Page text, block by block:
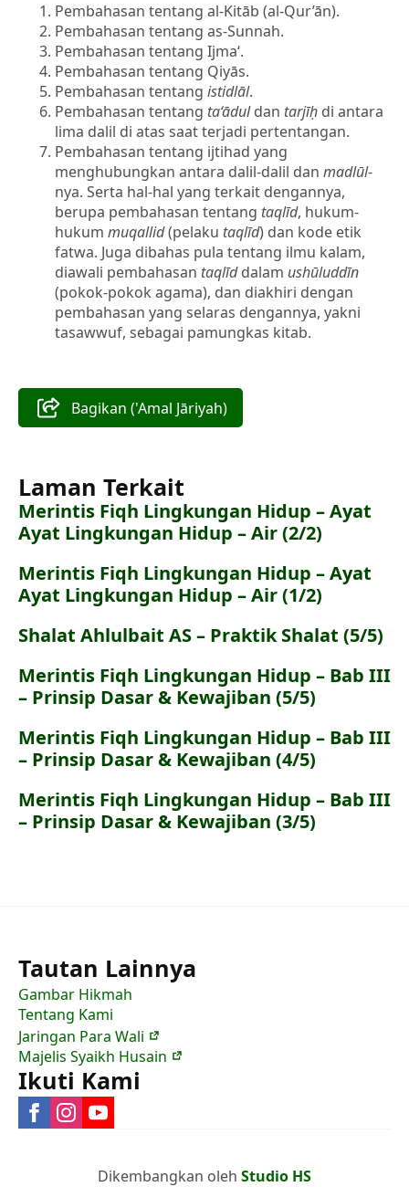
Pembahasan tentang al-Kitāb (al-Qur’ān).
Pembahasan tentang as-Sunnah.
Pembahasan tentang Ijma‘.
Pembahasan tentang Qiyās.
Pembahasan tentang istidlāl.
Pembahasan tentang ta‘āduldan tarjīḥ di antara
lima dalil di atas saat terjadi pertentangan.
Pembahasan tentang ijtihad yang
menghubungkan antara dalil-dalil dan madlūl-
nya. Serta hal-hal yang terkait dengannya,
berupa pembahasan tentang taqlīd, hukum-
hukum muqallid(pelaku taqlīd) dan kode etik
fatwa. Juga dibahas pula tentang ilmu kalam,
diawali pembahasan taqlīddalam ushūluddīn
(pokok-pokok agama), dan diakhiri dengan
pembahasan yang selaras dengannya, yakni
tasawwuf, sebagai pamungkas kitab.
Bagikan ('Amal Jāriyah)
Laman Terkait
Merintis Fiqh Lingkungan Hidup – Ayat
Ayat Lingkungan Hidup – Air (2/2)
Merintis Fiqh Lingkungan Hidup – Ayat
Ayat Lingkungan Hidup – Air (1/2)
Shalat Ahlulbait AS – Praktik Shalat (5/5)
Merintis Fiqh Lingkungan Hidup – Bab III
– Prinsip Dasar & Kewajiban (5/5)
Merintis Fiqh Lingkungan Hidup – Bab III
– Prinsip Dasar & Kewajiban (4/5)
Merintis Fiqh Lingkungan Hidup – Bab III
– Prinsip Dasar & Kewajiban (3/5)
Tautan Lainnya
Gambar Hikmah
Tentang Kami
Jaringan Para Wali
Majelis Syaikh Husain
Ikuti Kami
Dikembangkan oleh Studio HS